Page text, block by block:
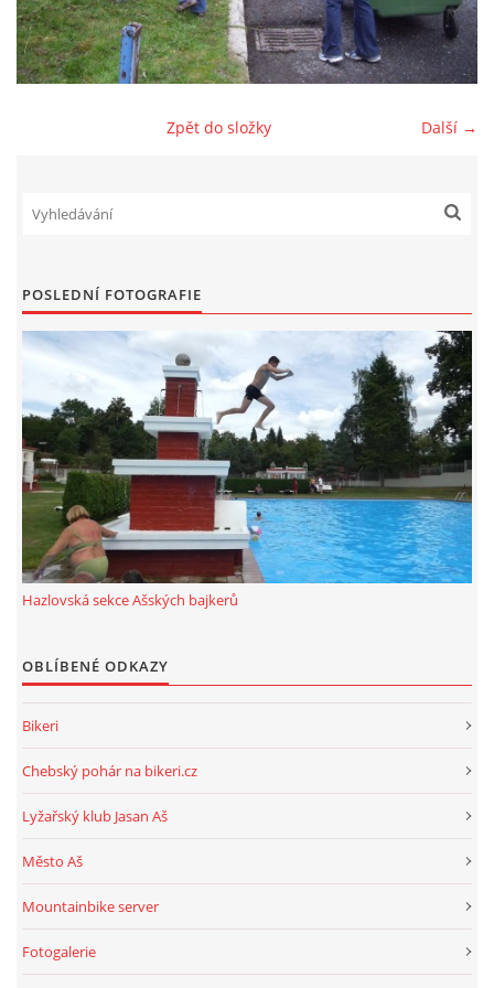
SPONZOŘI
PŘEHLED ZÁVODŮ
JEN PRO TRENÉRY
ZE ŽIVOTA BAJKERŮ
ROK 2024
ROK 2023
ROK 2022
Další →
Zpět do složky
POSLEDNÍ FOTOGRAFIE
Hazlovská sekce Ašských bajkerů
OBLÍBENÉ ODKAZY
Bikeri
Chebský pohár na bikeri.cz
Lyžařský klub Jasan Aš
Město Aš
Mountainbike server
Fotogalerie